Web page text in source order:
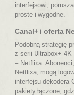
interfejsowi,
proste i wygodne.
Canal+ i oferta
Podobną strategię
z serii Ultrabox+ 4K
– Netflixa.
Netflixa, mogą
interfejsu dekodera
pakiety łączone,